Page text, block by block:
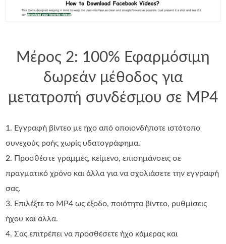
Μέρος 2: 100% Εφαρμόσιμη
δωρεάν μέθοδος για
μετατροπή συνδέσμου σε MP4
1. Εγγραφή βίντεο με ήχο από οποιονδήποτε ιστότοπο
συνεχούς ροής χωρίς υδατογράφημα.
2. Προσθέστε γραμμές, κείμενο, επισημάνσεις σε
πραγματικό χρόνο και άλλα για να σχολιάσετε την εγγραφή
σας.
3. Επιλέξτε το MP4 ως έξοδο, ποιότητα βίντεο, ρυθμίσεις
ήχου και άλλα.
4. Σας επιτρέπει να προσθέσετε ήχο κάμερας και